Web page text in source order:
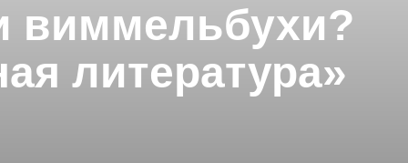
виммельбухи?
литература»